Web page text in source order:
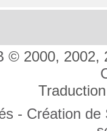
© 2000, 2002,
- Création